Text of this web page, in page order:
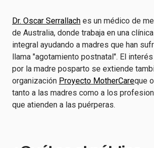
Dr. Oscar Serrallach es un médico de
de Australia, donde trabaja en una
integral ayudando a madres que han
llama "agotamiento postnatal". El
por la madre posparto se extiende
organización Proyecto MotherCareque
tanto a las madres como a los
que atienden a las puérperas.